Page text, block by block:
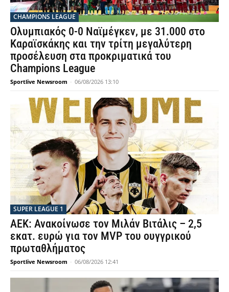
CHAMPIONS LEAGUE
Ολυμπιακός 0-0 Ναϊμέγκεν, με 31.000 στο
Καραϊσκάκης και την τρίτη μεγαλύτερη
προσέλευση στα προκριματικά του
Champions League
Sportlive Newsroom - 06/08/2026 13:10
SUPER LEAGUE 1
ΑΕΚ: Ανακοίνωσε τον Μιλάν Βιτάλις – 2,5
εκατ. ευρώ για τον MVP του ουγγρικού
πρωταθλήματος
Sportlive Newsroom - 06/08/2026 12:41